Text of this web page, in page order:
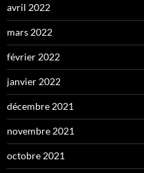
avril 2022
mars 2022
février 2022
janvier 2022
décembre 2021
novembre 2021
octobre 2021